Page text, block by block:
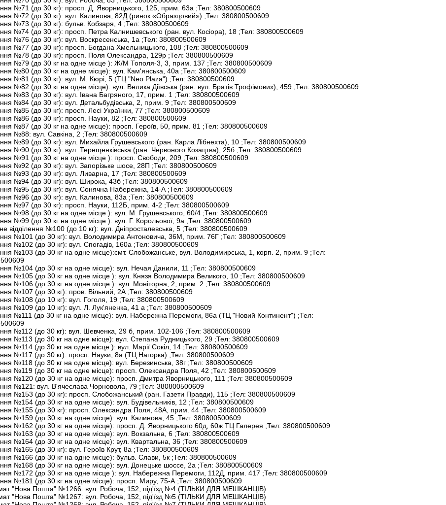
№71 (до 30 кг): просп. Д. Яворницького, 125, прим. 63а ;Тел: 380800500609
№72 (до 30 кг): вул. Калинова, 82Д (ринок «Образцовий») ;Тел: 380800500609
№73 (до 30 кг): бульв. Кобзаря, 4 ;Тел: 380800500609
№74 (до 30 кг): просп. Петра Калнишевського (ран. вул. Косіора), 18 ;Тел: 380800500609
№76 (до 30 кг): вул. Воскресенська, 1а ;Тел: 380800500609
№77 (до 30 кг): просп. Богдана Хмельницького, 108 ;Тел: 380800500609
№78 (до 30 кг): просп. Поля Олександра, 129р ;Тел: 380800500609
№79 (до 30 кг на одне місце ): Ж/М Тополя-3, 3, прим. 137 ;Тел: 380800500609
№80 (до 30 кг на одне місце): вул. Кам'янська, 40а ;Тел: 380800500609
№81 (до 30 кг): вул. М. Кюрі, 5 (ТЦ "Neo Plaza") ;Тел: 380800500609
№82 (до 30 кг на одне місце): вул. Велика Діївська (ран. вул. Братів Трофімових), 459 ;Тел: 380800500609
№83 (до 30 кг): вул. Івана Багряного, 17, прим. 1 ;Тел: 380800500609
№84 (до 30 кг): вул. Детальбудівська, 2, прим. 9 ;Тел: 380800500609
№85 (до 30 кг): просп. Лесі Українки, 77 ;Тел: 380800500609
№86 (до 30 кг): просп. Науки, 82 ;Тел: 380800500609
№87 (до 30 кг на одне місце): просп. Героїв, 50, прим. 81 ;Тел: 380800500609
№88: вул. Савкіна, 2 ;Тел: 380800500609
№89 (до 30 кг): вул. Михайла Грушевського (ран. Карла Лібнехта), 10 ;Тел: 380800500609
№90 (до 30 кг): вул. Терещенківська (ран. Червоного Козацтва), 25б ;Тел: 380800500609
№91 (до 30 кг на одне місце ): просп. Свободи, 209 ;Тел: 380800500609
№92 (до 30 кг): вул. Запорізьке шосе, 28П ;Тел: 380800500609
№93 (до 30 кг): вул. Ливарна, 17 ;Тел: 380800500609
№94 (до 30 кг): вул. Широка, 43б ;Тел: 380800500609
№95 (до 30 кг): вул. Сонячна Набережна, 14-А ;Тел: 380800500609
№96 (до 30 кг): вул. Калинова, 83а ;Тел: 380800500609
№97 (до 30 кг): просп. Науки, 112Б, прим. 4-2 ;Тел: 380800500609
№98 (до 30 кг на одне місце ): вул. М. Грушевського, 60/4 ;Тел: 380800500609
№99 (до 30 кг на одне місце ): вул. Г. Корольової, 9а ;Тел: 380800500609
відділення №100 (до 10 кг): вул. Дніпросталевська, 5 ;Тел: 380800500609
№101 (до 30 кг): вул. Володимира Антоновича, 36М, прим. 76Г ;Тел: 380800500609
№102 (до 30 кг): вул. Спогадів, 160а ;Тел: 380800500609
№103 (до 30 кг на одне місце):смт. Слобожанське, вул. Володимирська, 1, корп. 2, прим. 9 ;Тел:
№104 (до 30 кг на одне місце): вул. Нечая Данили, 11 ;Тел: 380800500609
№105 (до 30 кг на одне місце ): вул. Князя Володимира Великого, 10 ;Тел: 380800500609
№106 (до 30 кг на одне місце ): вул. Моніторна, 2, прим. 2 ;Тел: 380800500609
№107 (до 30 кг): пров. Вільний, 2А ;Тел: 380800500609
№108 (до 10 кг): вул. Гоголя, 19 ;Тел: 380800500609
№109 (до 10 кг): вул. Л. Лук'яненка, 41 а ;Тел: 380800500609
№111 (до 30 кг на одне місце): вул. Набережна Перемоги, 86а (ТЦ "Новий Континент") ;Тел:
№112 (до 30 кг): вул. Шевченка, 29 б, прим. 102-106 ;Тел: 380800500609
№113 (до 30 кг на одне місце): вул. Степана Рудницького, 29 ;Тел: 380800500609
№114 (до 30 кг на одне місце ): вул. Марії Сокіл, 14 ;Тел: 380800500609
№117 (до 30 кг): просп. Науки, 8а (ТЦ Нагорка) ;Тел: 380800500609
№118 (до 30 кг на одне місце): вул. Березинська, 38г ;Тел: 380800500609
№119 (до 30 кг на одне місце): просп. Олександра Поля, 42 ;Тел: 380800500609
№120 (до 30 кг на одне місце): просп. Дмитра Яворницького, 111 ;Тел: 380800500609
№121: вул. В'ячеслава Чорновола, 79 ;Тел: 380800500609
№153 (до 30 кг): просп. Слобожанський (ран. Газети Правди), 115 ;Тел: 380800500609
№154 (до 30 кг на одне місце): вул. Будівельників, 12 ;Тел: 380800500609
№155 (до 30 кг): просп. Олександра Поля, 48А, прим. 44 ;Тел: 380800500609
№159 (до 30 кг на одне місце): вул. Калинова, 45 ;Тел: 380800500609
№162 (до 30 кг на одне місце): просп. Д. Яворницького 60д, 60ж ТЦ Галерея ;Тел: 380800500609
№163 (до 30 кг на одне місце): вул. Вокзальна, 6 ;Тел: 380800500609
№164 (до 30 кг на одне місце): вул. Квартальна, 36 ;Тел: 380800500609
№165 (до 30 кг): вул. Героїв Крут, 8а ;Тел: 380800500609
№166 (до 30 кг на одне місце): бульв. Слави, 5к ;Тел: 380800500609
№168 (до 30 кг на одне місце): вул. Донецьке шоссе, 2а ;Тел: 380800500609
№172 (до 30 кг на одне місце ): вул. Набережна Перемоги, 112Д, прим. 417 ;Тел: 380800500609
№181 (до 30 кг на одне місце): просп. Миру, 75-А ;Тел: 380800500609
"Нова Пошта" №1266: вул. Робоча, 152, під'їзд №4 (ТІЛЬКИ ДЛЯ МЕШКАНЦІВ)
"Нова Пошта" №1267: вул. Робоча, 152, під'їзд №5 (ТІЛЬКИ ДЛЯ МЕШКАНЦІВ)